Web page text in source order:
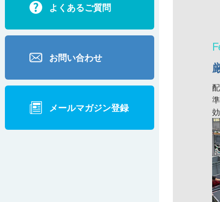
BD200・BD1000
よくあるご質問
お問い合わせ
メールマガジン登録